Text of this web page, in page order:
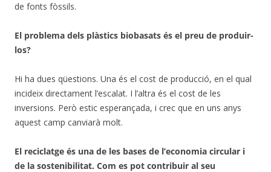
de fonts fòssils.
El problema dels plàstics biobasats és el preu de produir-
los?
Hi ha dues qüestions. Una és el cost de producció, en el qual
incideix directament l’escalat. I l’altra és el cost de les
inversions. Però estic esperançada, i crec que en uns anys
aquest camp canviarà molt.
El reciclatge és una de les bases de l’economia circular i
de la sostenibilitat. Com es pot contribuir al seu